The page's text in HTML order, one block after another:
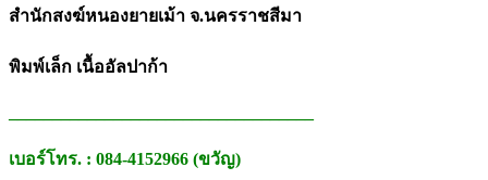
สำนักสงฆ์หนองยายเม้า จ.นครราชสีมา
พิมพ์เล็ก เนื้ออัลปาก้า
เบอร์โทร. : 084-4152966 (ขวัญ)